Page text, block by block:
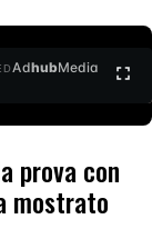
AdhubMedia
prova con
mostrato